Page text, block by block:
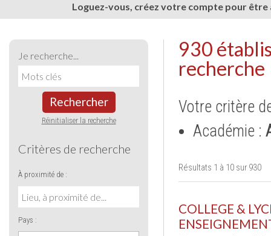
Loguez-vous, créez votre compte pour
Je recherche...
Rechercher
Réinitialiser la recherche
Critères de recherche
À proximité de :
Pays :
930
recherche
Votre critère
Académie :
Résultats 1 à 10 sur 930
COLLEGE &